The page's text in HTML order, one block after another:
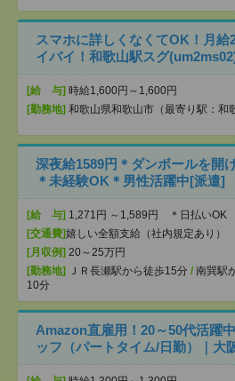
スマホに詳しくなくてOK！月給
イバイ！和歌山駅スグ
[給 与] 時給1,600円～1,600円
[勤務地] 和歌山県和歌山市（最寄り駅：和
深夜給1589円＊ダンボールを開
＊未経験OK＊男性活躍中[派遣]
[給 与] 1,271円 ～1,589円 ＊日払いOK
[交通費]嬉しい全額支給（社内規定あり）
[月収例] 20～25万円
[勤務地]
ＪＲ長瀬駅から徒歩15分 / 南巽駅
10分
Amazon直雇用！20～50代活躍
ッフ（パートタイム/日勤）｜大